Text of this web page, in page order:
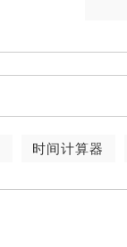
时间计算器